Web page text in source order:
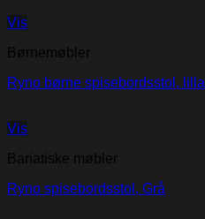
Vis
Børnemøbler
Ryno børne spisebordsstol, lilla
Vis
Bariatiske møbler
Ryno spisebordsstol, Grå